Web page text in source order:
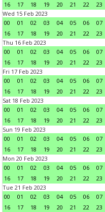
16
17 18 19 20 21 22
23
Wed 15 Feb 2023
00
01 02 03 04 05 06 07
16
17 18 19 20 21 22
23
Thu 16 Feb 2023
00
01 02 03 04 05 06 07
16
17 18 19 20 21 22
23
Fri 17 Feb 2023
00
01 02 03 04 05 06 07
16
17 18 19 20 21 22
23
Sat 18 Feb 2023
00
01 02 03 04 05 06 07
16
17 18 19 20 21 22
23
Sun 19 Feb 2023
00
01 02 03 04 05 06 07
16
17 18 19 20 21 22
23
Mon 20 Feb 2023
00
01 02 03 04 05 06 07
16
17 18 19 20 21 22
23
Tue 21 Feb 2023
00
01 02 03 04 05 06 07
16
17 18 19 20 21 22
23